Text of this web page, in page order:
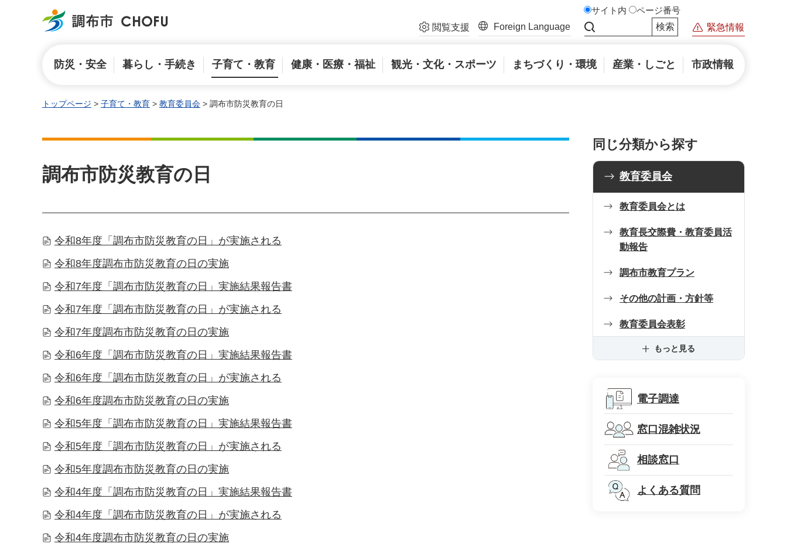
調布市 閲覧支援 Foreign Language
サイト内 ページ番号
緊急情報
防災・安全 暮らし・手続き 子育て・教育 健康・医療・福祉 観光・文化・スポーツ まちづくり・環境 産業・しごと 市政情報
トップページ > 子育て・教育 > 教育委員会 > 調布市防災教育の日
調布市防災教育の日
令和8年度「調布市防災教育の日」が実施される
令和8年度調布市防災教育の日の実施
令和7年度「調布市防災教育の日」実施結果報告書
令和7年度「調布市防災教育の日」が実施される
令和7年度調布市防災教育の日の実施
令和6年度「調布市防災教育の日」実施結果報告書
令和6年度「調布市防災教育の日」が実施される
令和6年度調布市防災教育の日の実施
令和5年度「調布市防災教育の日」実施結果報告書
令和5年度「調布市防災教育の日」が実施される
令和5年度調布市防災教育の日の実施
令和4年度「調布市防災教育の日」実施結果報告書
令和4年度「調布市防災教育の日」が実施される
令和4年度調布市防災教育の日の実施
同じ分類から探す
教育委員会
教育委員会とは
教育長交際費・教育委員活
動報告
調布市教育プラン
その他の計画・方針等
教育委員会表彰
もっと見る
電子調達
窓口混雑状況
相談窓口
よくある質問